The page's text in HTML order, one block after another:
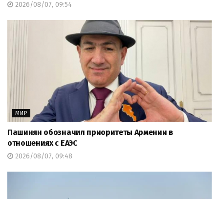
2026/08/07, 09:54
МИР
Пашинян обозначил приоритеты Армении в
отношениях с ЕАЭС
2026/08/07, 09:48